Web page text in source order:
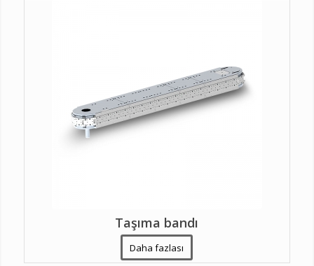
Taşıma bandı
Daha fazlası